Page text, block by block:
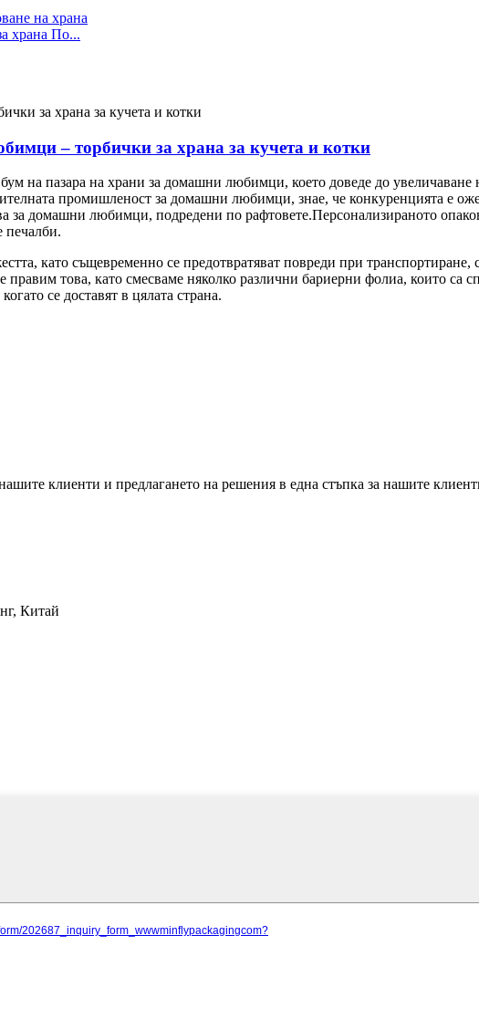
храна По...
– торбички за храна за кучета и котки
на пазара на храни за домашни любимци, което доведе до увеличаване
промишленост за домашни любимци, знае, че конкуренцията е
домашни любимци, подредени по рафтовете.Персонализираното
печалби.
като същевременно се предотвратяват повреди при
това, като смесваме няколко различни бариерни фолиа, които са
се доставят в цялата страна.
клиенти и предлагането на решения в една стъпка за нашите
Китай